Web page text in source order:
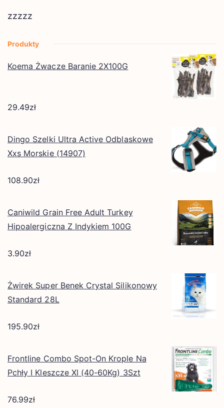
zzzzz
Produkty
Koema Żwacze Baranie 2X100G
29.49zł
Dingo Szelki Ultra Active Odblaskowe
Xxs Morskie (14907)
108.90zł
Caniwild Grain Free Adult Turkey
Hipoalergiczna Z Indykiem 100G
3.90zł
Żwirek Super Benek Crystal Silikonowy
Standard 28L
195.90zł
Frontline Combo Spot-On Krople Na
Pchły I Kleszcze Xl (40-60Kg) 3Szt
76.99zł